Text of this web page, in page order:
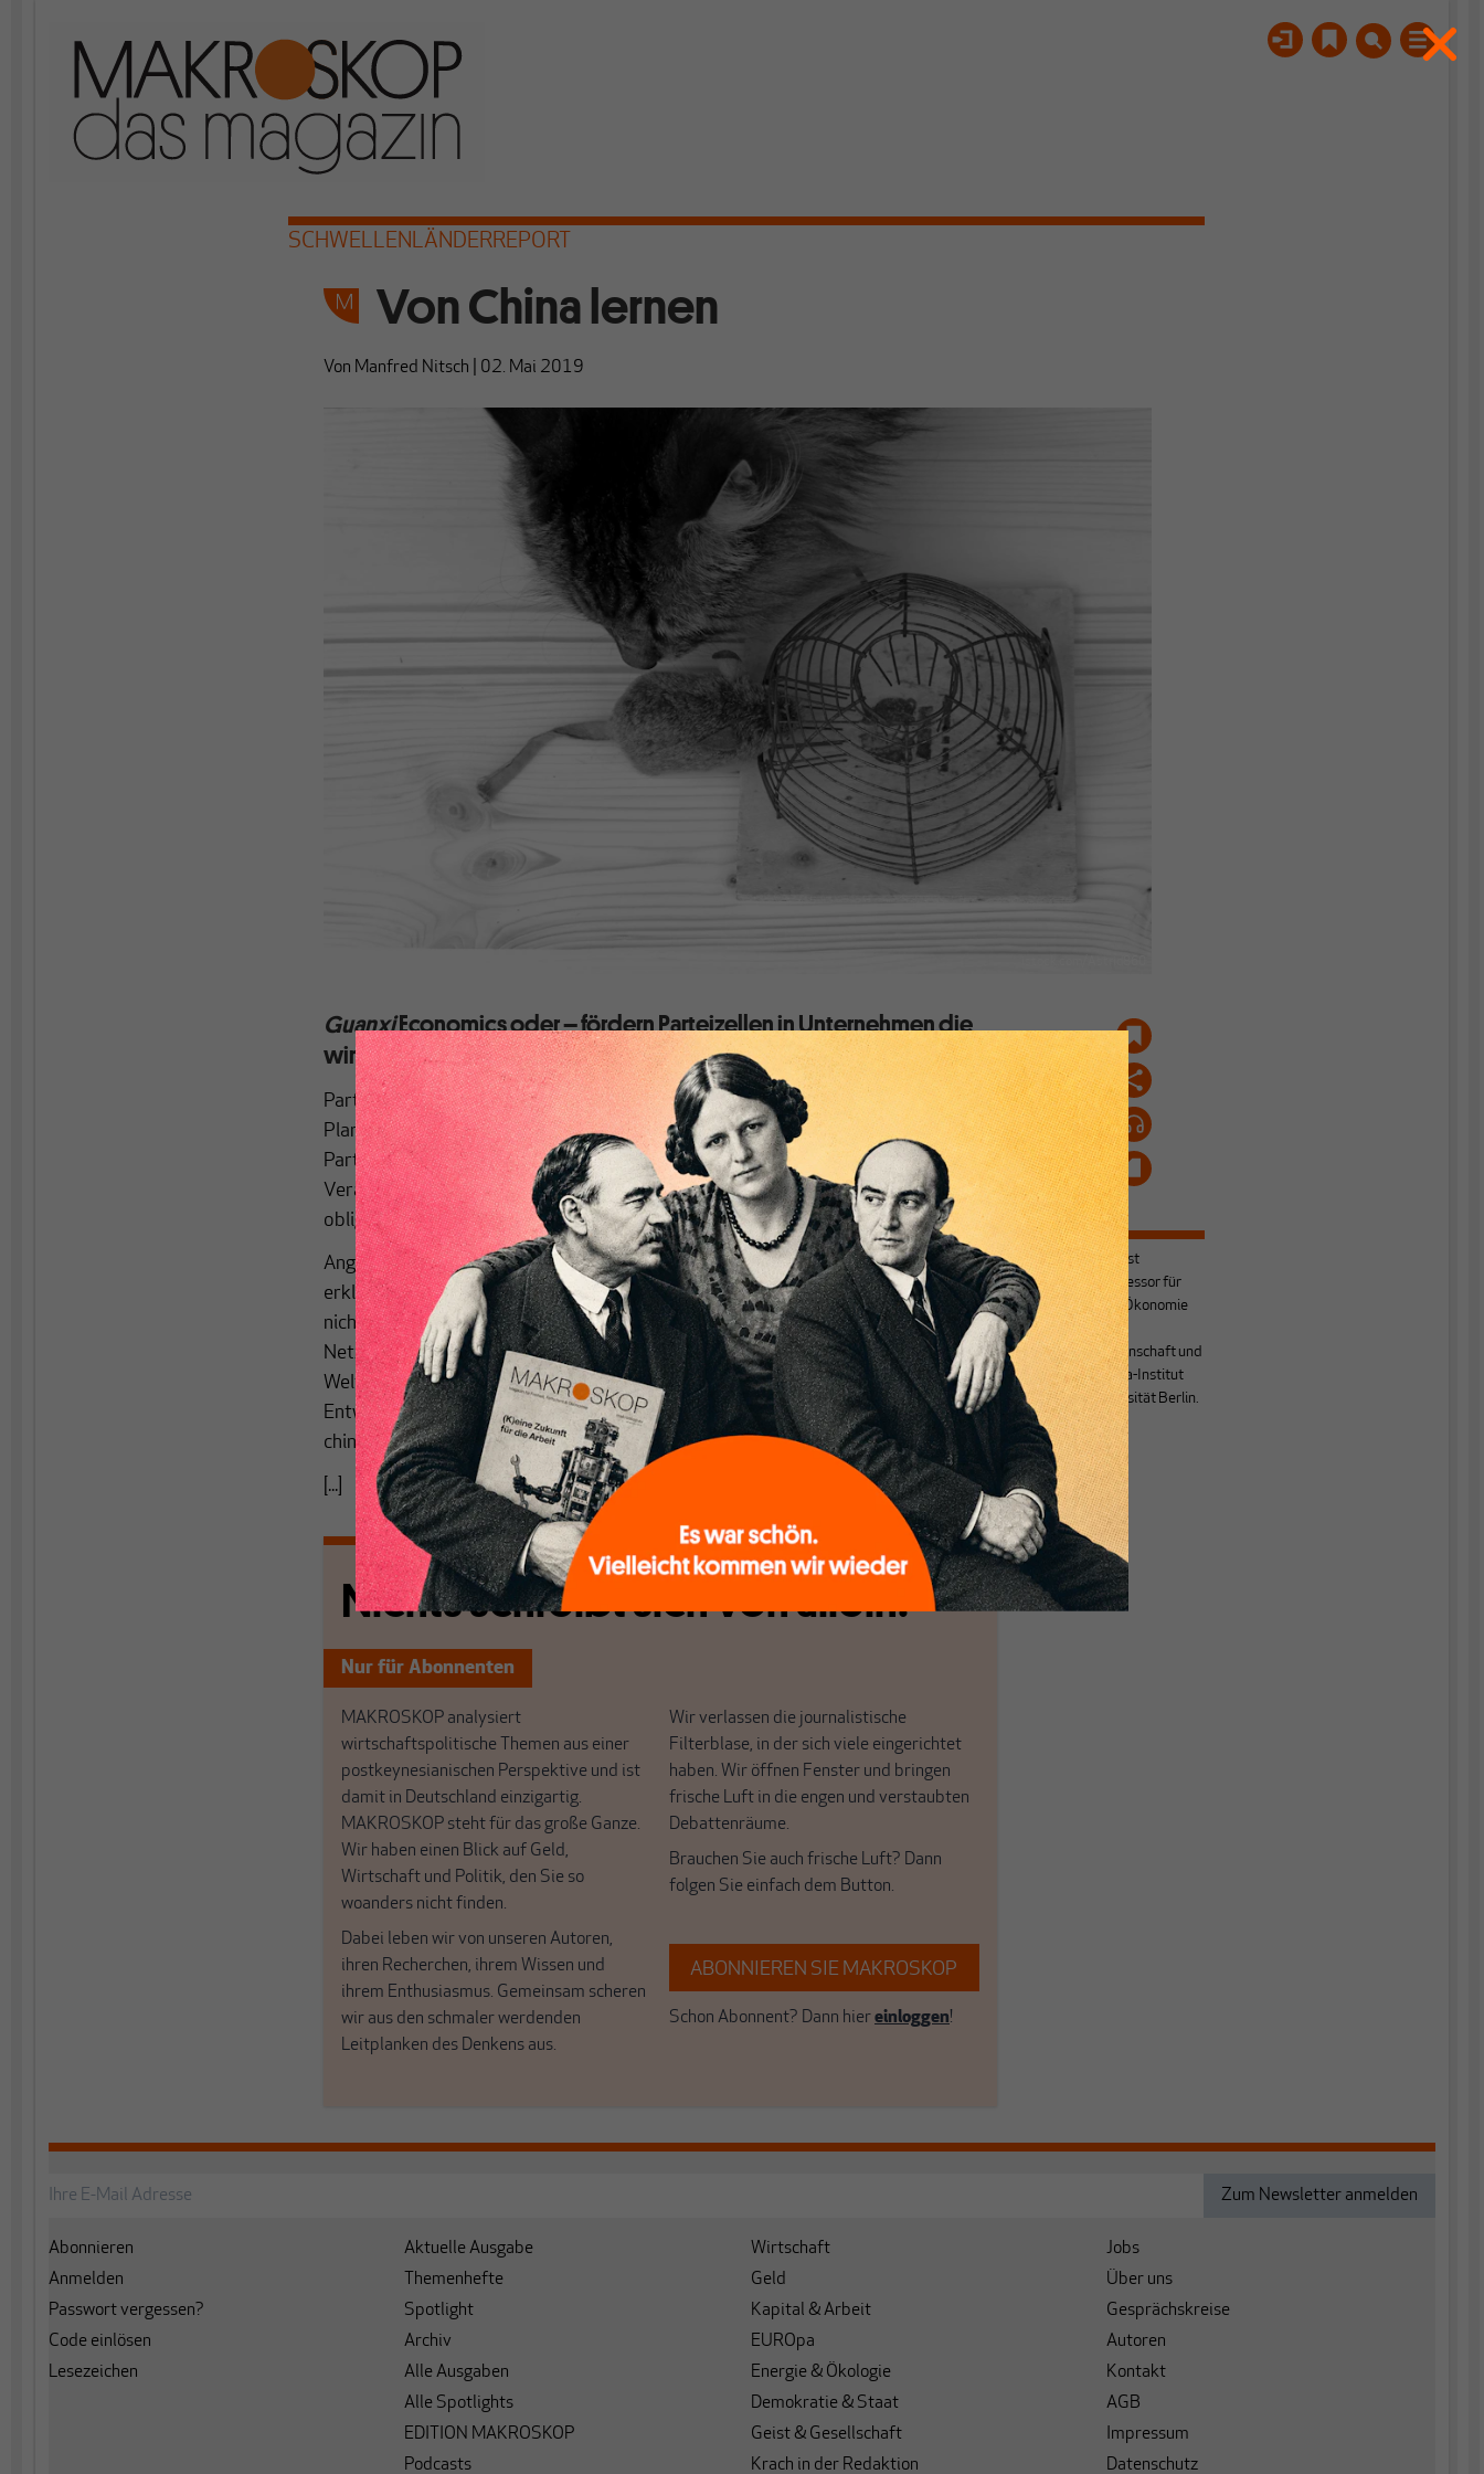
SCHWELLENLÄNDERREPORT
Von China lernen
Von Manfred Nitsch 02. Mai 2019
GuanxiEconomics oder – fördern Parteizellen in Unternehmen die
wirtschaftliche Entwicklung?
Parteizellen in Unternehmen? Es klingt wie eine Idee aus der sozialistischen
Planwirtschaft des vergangenen Jahrhunderts. Aber chinesische Regierungs- und
Parteistellen sollen genau das vorhaben – die Einrichtung und institutionelle
Verankerung von Zellen der Kommunistischen Partei in allen Unternehmen
obligatorisch zu machen [1].
Angesichts des eindrucksvollen und mit herkömmlichen Mitteln kaum zu
erklärenden Wirtschaftswachstums in den letzten Dekaden sollten solche Pläne
nicht länger belächelt werden. Und schließlich gibt es politische Parteien und ihre
Netzwerke und Verbindungen in Business, Politik und Verwaltung überall in der
Welt. Wir Ökonomen, die wir Modelle zur Erklärung von wirtschaftlicher
Entwicklung bauen, täten gut daran, Augen und Ohren offen zu halten für die
chinesischen Besonderheiten.
[...]
Nichts schreibt sich von allein!
Nur für Abonnenten
MAKROSKOP analysiert
wirtschaftspolitische Themen aus einer
postkeynesianischen Perspektive und ist
damit in Deutschland einzigartig.
MAKROSKOP steht für das große Ganze.
Wir haben einen Blick auf Geld,
Wirtschaft und Politik, den Sie so
woanders nicht finden.
Dabei leben wir von unseren Autoren,
ihren Recherchen, ihrem Wissen und
ihrem Enthusiasmus. Gemeinsam scheren
wir aus den schmaler werdenden
Leitplanken des Denkens aus.
Wir verlassen die journalistische
Filterblase, in der sich viele eingerichtet
haben. Wir öffnen Fenster und bringen
frische Luft in die engen und verstaubten
Debattenräume.
Brauchen Sie auch frische Luft? Dann
folgen Sie einfach dem Button.
ABONNIEREN SIE MAKROSKOP
Schon Abonnent? Dann hiereinloggen!
Manfred Nitschist
emeritierter Professor für
VWL / Politische Ökonomie
am Fachbereich
Wirtschaftswissenschaft und
am Lateinamerika-Institut
der Freien Universität Berlin.
Abonnieren
Anmelden
Passwort vergessen?
Code einlösen
Lesezeichen
Aktuelle Ausgabe
Themenhefte
Spotlight
Archiv
Alle Ausgaben
Alle Spotlights
EDITION MAKROSKOP
Podcasts
Wirtschaft
Geld
Kapital & Arbeit
EUROpa
Energie & Ökologie
Demokratie & Staat
Geist & Gesellschaft
Krach in der Redaktion
Jobs
Über uns
Gesprächskreise
Autoren
Kontakt
AGB
Impressum
Datenschutz